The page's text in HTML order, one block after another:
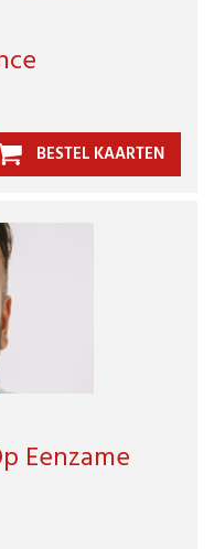
BESTEL KAARTEN
Eenzame